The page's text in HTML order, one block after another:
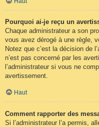
Pourquoi ai-je reçu un
Chaque administrateur a son
vous avez dérogé à une règle,
Notez que c’est la décision de
n’est pas concerné par les
l’administrateur si vous ne
avertissement.
Haut
Comment rapporter des
Si l’administrateur l’a permis,